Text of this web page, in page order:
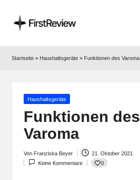
ir
Alles
Apple,
Smart‑Home,
Kopfhörern
Startseite » Haushaltsgeräte » Funktionen des Varoma
Posted
Haushaltsgeräte
Funktionen des
Varoma
by
Von Franziska Beyer
21. Oktober 2021
Keine Kommentare
0